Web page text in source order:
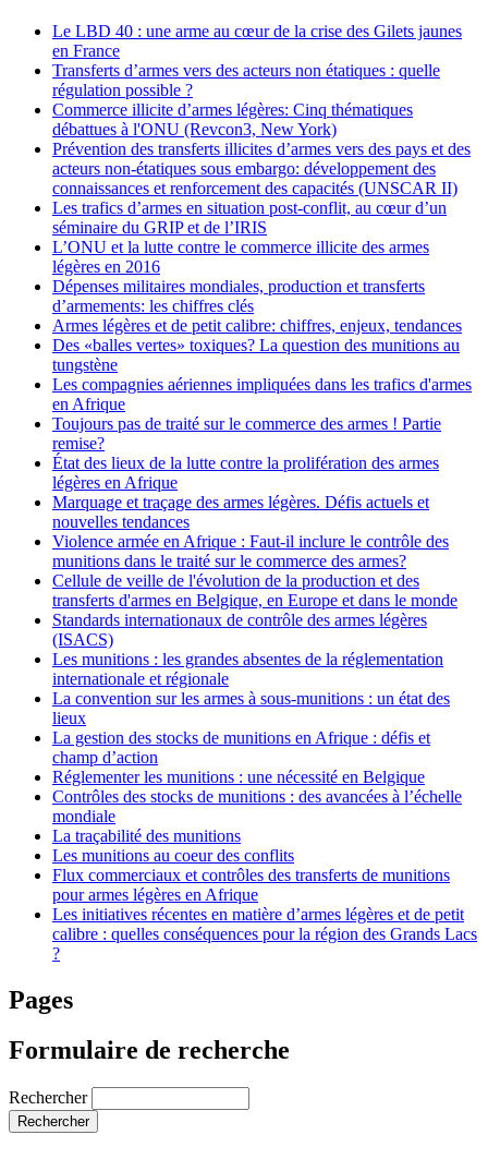
Le LBD 40 : une arme au cœur de la crise des Gilets jaunes
en France
Transferts d’armes vers des acteurs non étatiques : quelle
régulation possible ?
Commerce illicite d’armes légères: Cinq thématiques
débattues à l'ONU (Revcon3, New York)
Prévention des transferts illicites d’armes vers des pays et des
acteurs non-étatiques sous embargo: développement des
connaissances et renforcement des capacités (UNSCAR II)
Les trafics d’armes en situation post-conflit, au cœur d’un
séminaire du GRIP et de l’IRIS
L’ONU et la lutte contre le commerce illicite des armes
légères en 2016
Dépenses militaires mondiales, production et transferts
d’armements: les chiffres clés
Armes légères et de petit calibre: chiffres, enjeux, tendances
Des «balles vertes» toxiques? La question des munitions au
tungstène
Les compagnies aériennes impliquées dans les trafics d'armes
en Afrique
Toujours pas de traité sur le commerce des armes ! Partie
remise?
État des lieux de la lutte contre la prolifération des armes
légères en Afrique
Marquage et traçage des armes légères. Défis actuels et
nouvelles tendances
Violence armée en Afrique : Faut-il inclure le contrôle des
munitions dans le traité sur le commerce des armes?
Cellule de veille de l'évolution de la production et des
transferts d'armes en Belgique, en Europe et dans le monde
Standards internationaux de contrôle des armes légères
(ISACS)
Les munitions : les grandes absentes de la réglementation
internationale et régionale
La convention sur les armes à sous-munitions : un état des
lieux
La gestion des stocks de munitions en Afrique : défis et
champ d’action
Réglementer les munitions : une nécessité en Belgique
Contrôles des stocks de munitions : des avancées à l’échelle
mondiale
La traçabilité des munitions
Les munitions au coeur des conflits
Flux commerciaux et contrôles des transferts de munitions
pour armes légères en Afrique
Les initiatives récentes en matière d’armes légères et de petit
calibre : quelles conséquences pour la région des Grands Lacs
?
Pages
Formulaire de recherche
Rechercher